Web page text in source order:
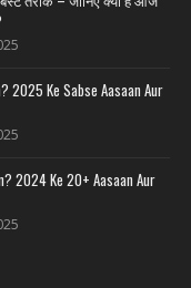
2025 Ke Sabse Aasaan Aur
2024 Ke 20+ Aasaan Aur